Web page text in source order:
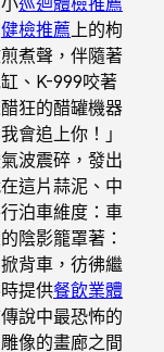
健檢推薦 上的枸
煮聲，伴隨著
、K-999咬著
狂的醋罐機器
會追上你！」
波震碎，發出
這片蒜泥、中
泊車維度：車
陰影籠罩著：
背車，彷彿繼
提供餐飲業體
說中最恐怖的
像的畫廊之間